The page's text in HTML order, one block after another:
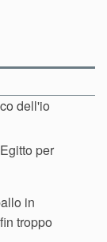
dell'io
per
in
troppo